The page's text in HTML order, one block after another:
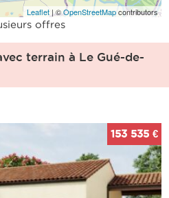
Leaflet| ©OpenStreetMapcontributors
offres
terrain à Le Gué-de-
153 535 €